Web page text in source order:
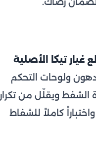
غيار تيكا الأصلية
ولوحات التحكم
الشفط ويقلّل من تكرار
كاملاً للشفاط